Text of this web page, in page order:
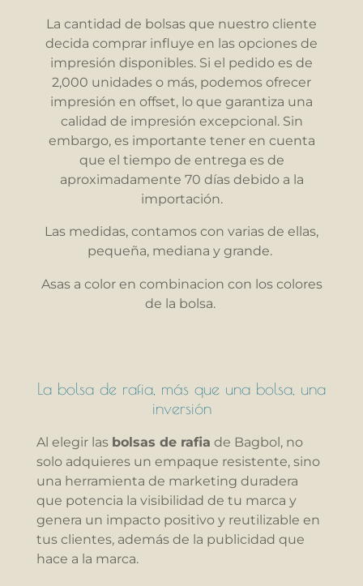
La cantidad de bolsas que nuestro cliente
decida comprar influye en las opciones de
impresión disponibles. Si el pedido es de
2,000 unidades o más, podemos ofrecer
impresión en offset, lo que garantiza una
calidad de impresión excepcional. Sin
embargo, es importante tener en cuenta
que el tiempo de entrega es de
aproximadamente 70 días debido a la
importación.
Las medidas, contamos con varias de ellas,
pequeña, mediana y grande.
Asas a color en combinacion con los colores
de la bolsa.
La bolsa de rafia, más que una bolsa, una
inversión
Al elegir las bolsas de rafia de Bagbol, no
solo adquieres un empaque resistente, sino
una herramienta de marketing duradera
que potencia la visibilidad de tu marca y
genera un impacto positivo y reutilizable en
tus clientes, además de la publicidad que
hace a la marca.